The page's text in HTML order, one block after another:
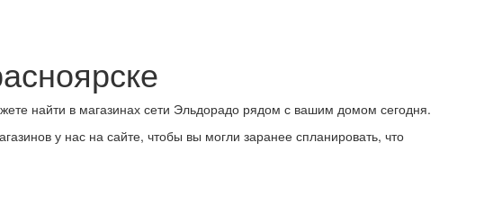
найти в магазинах сети Эльдорадо рядом с вашим домом сегодня.
у нас на сайте, чтобы вы могли заранее спланировать, что